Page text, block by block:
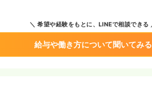
希望や経験をもとに、LINEで相談できる
給与や働き方について聞いてみる